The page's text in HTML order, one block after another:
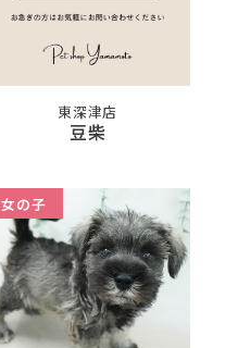
東深津店
豆柴
女の子